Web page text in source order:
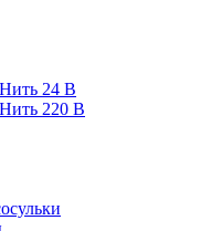
24 В
220 В